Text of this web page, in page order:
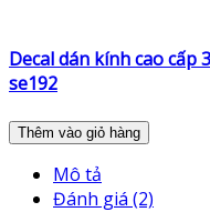
Decal dán kính cao cấp
se192
Thêm vào giỏ hàng
Mô tả
Đánh giá (2)